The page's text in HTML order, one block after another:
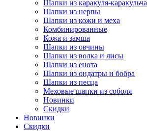
Шапки из каракуля-каракульча
Шапки из нерпы
Шапки из кожи и меха
Комбинированные
Кожа и замша
Шапки из овчины
Шапки из волка и лисы
Шапки из енота
Шапки из ондатры и бобра
Шапки из песца
Меховые шапки из соболя
Новинки
Скидки
Новинки
Скидки